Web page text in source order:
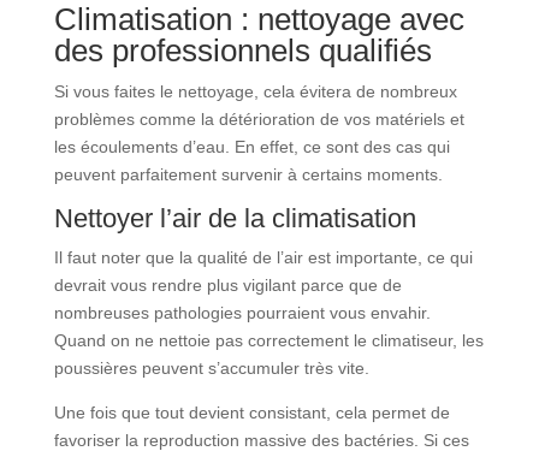
Climatisation : nettoyage avec
des professionnels qualifiés
Si vous faites le nettoyage, cela évitera de nombreux
problèmes comme la détérioration de vos matériels et
les écoulements d’eau. En effet, ce sont des cas qui
peuvent parfaitement survenir à certains moments.
Nettoyer l’air de la climatisation
Il faut noter que la qualité de l’air est importante, ce qui
devrait vous rendre plus vigilant parce que de
nombreuses pathologies pourraient vous envahir.
Quand on ne nettoie pas correctement le climatiseur, les
poussières peuvent s’accumuler très vite.
Une fois que tout devient consistant, cela permet de
favoriser la reproduction massive des bactéries. Si ces